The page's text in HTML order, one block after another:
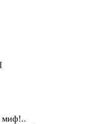
миф!..